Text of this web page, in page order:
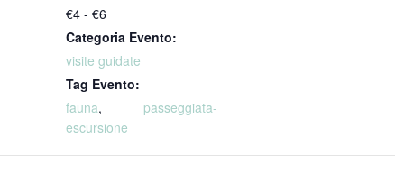
€4 - €6
Categoria Evento:
visite guidate
Tag Evento:
fauna, passeggiata-
escursione